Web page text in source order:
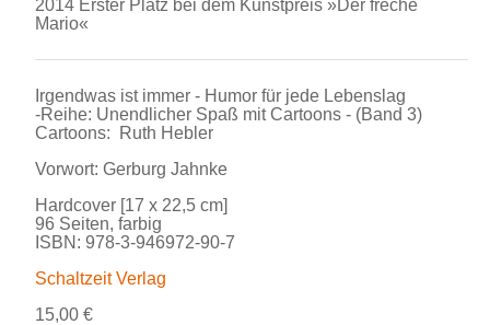
2014 Erster Platz bei dem Kunstpreis »Der freche
Mario«
Irgendwas ist immer - Humor für jede Lebenslag
-Reihe: Unendlicher Spaß mit Cartoons - (Band 3)
Cartoons: Ruth Hebler
Vorwort: Gerburg Jahnke
Hardcover [17 x 22,5 cm]
96 Seiten, farbig
ISBN: 978-3-946972-90-7
Schaltzeit Verlag
15,00 €